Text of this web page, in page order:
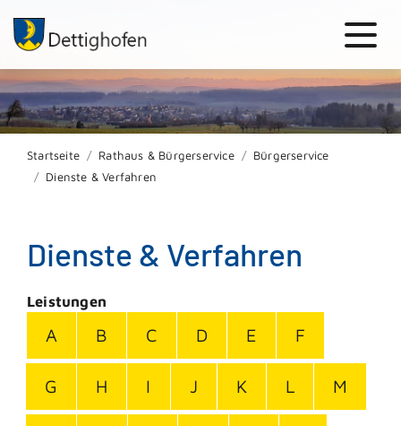
Startseite Rathaus & Bürgerservice
Bürgerservice
Dienste & Verfahren
Dienste & Verfahren
Leistungen
A B C D E F
G H I J K L M